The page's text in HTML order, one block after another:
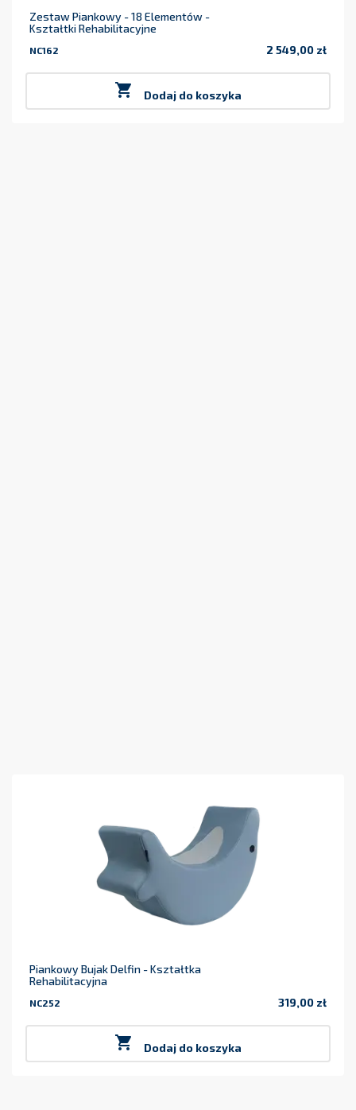
Zestaw Piankowy - 18 Elementów -
Kształtki Rehabilitacyjne
NC162 2 549,00 zł
 Dodaj do koszyka
Piankowy Bujak Delfin - Kształtka
Rehabilitacyjna
NC252 319,00 zł
 Dodaj do koszyka